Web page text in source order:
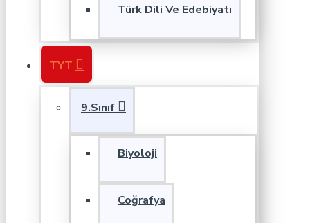
Türk Dili Ve Edebiyatı
TYT
9.Sınıf
Biyoloji
Coğrafya